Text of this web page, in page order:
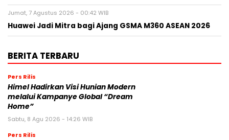
Jumat, 7 Agustus 2026 - 00:42 WIB
Huawei Jadi Mitra bagi Ajang GSMA M360 ASEAN 2026
BERITA TERBARU
Pers Rilis
Himel Hadirkan Visi Hunian Modern
melalui Kampanye Global “Dream
Home”
Sabtu, 8 Agu 2026 - 14:26 WIB
Pers Rilis